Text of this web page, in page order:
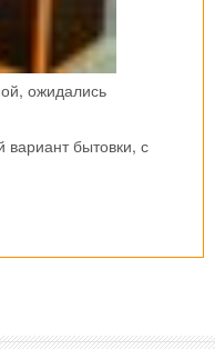
ожидались
бытовки, с